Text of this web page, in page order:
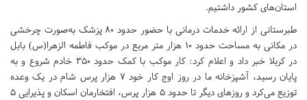
استان‌های کشور داشتیم.
طبرستانی از ارائه خدمات درمانی با حضور حدود ۸۰ پزشک به‌صورت چرخشی
در مکانی به مساحت حدود ۱۰ هزار متر مربع در موکب فاطمه الزهرا(س) بابل
در کربلا خبر داد و اعلام کرد: کار موکب با کمک حدود ٣۵٠ خادم شروع و به
پایان رسید، آشپزخانه ما در روز اوج کار خود ۷ هزار پرس شام در یک وعده
توزیع می‌کرد و روزهای دیگر تا حدود ۵ هزار پرس، افتخارمان اسکان و پذیرایی ۵